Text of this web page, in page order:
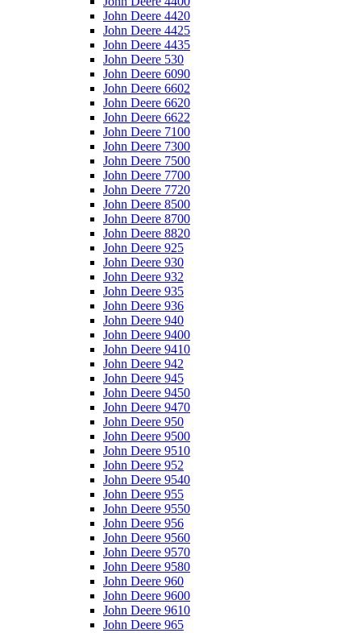
John Deere 4420
John Deere 4425
John Deere 4435
John Deere 530
John Deere 6090
John Deere 6602
John Deere 6620
John Deere 6622
John Deere 7100
John Deere 7300
John Deere 7500
John Deere 7700
John Deere 7720
John Deere 8500
John Deere 8700
John Deere 8820
John Deere 925
John Deere 930
John Deere 932
John Deere 935
John Deere 936
John Deere 940
John Deere 9400
John Deere 9410
John Deere 942
John Deere 945
John Deere 9450
John Deere 9470
John Deere 950
John Deere 9500
John Deere 9510
John Deere 952
John Deere 9540
John Deere 955
John Deere 9550
John Deere 956
John Deere 9560
John Deere 9570
John Deere 9580
John Deere 960
John Deere 9600
John Deere 9610
John Deere 965